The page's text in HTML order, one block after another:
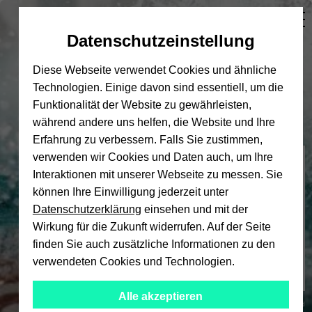
Automatische
vermeiden
skip
main
skip
main
skip
footer
Hochschulsport
© Universität Bielefeld
Datenschutzeinstellung
Diese Webseite verwendet Cookies und ähnliche
Technologien. Einige davon sind essentiell, um die
Funktionalität der Website zu gewährleisten,
während andere uns helfen, die Website und Ihre
Erfahrung zu verbessern. Falls Sie zustimmen,
verwenden wir Cookies und Daten auch, um Ihre
Interaktionen mit unserer Webseite zu messen. Sie
können Ihre Einwilligung jederzeit unter
Datenschutzerklärung einsehen und mit der
Wirkung für die Zukunft widerrufen. Auf der Seite
finden Sie auch zusätzliche Informationen zu den
verwendeten Cookies und Technologien.
Alle akzeptieren